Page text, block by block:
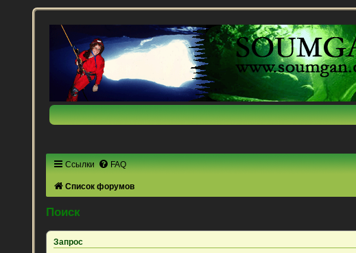
Ссылки FAQ
Список форумов
Поиск
Запрос